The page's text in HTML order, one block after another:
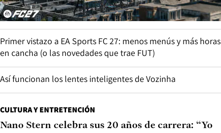
Primer vistazo a EA Sports FC 27: menos menús y más horas
en cancha (o las novedades que trae FUT)
Así funcionan los lentes inteligentes de Vozinha
CULTURA Y ENTRETENCIÓN
Nano Stern celebra sus 20 años de carrera: “Yo